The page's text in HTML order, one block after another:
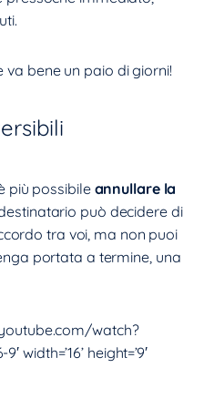
va bene un paio di giorni!
più possibile annullare la
può decidere di
tra voi, ma non puoi
portata a termine, una
watch?
width=’16’ height=’9′